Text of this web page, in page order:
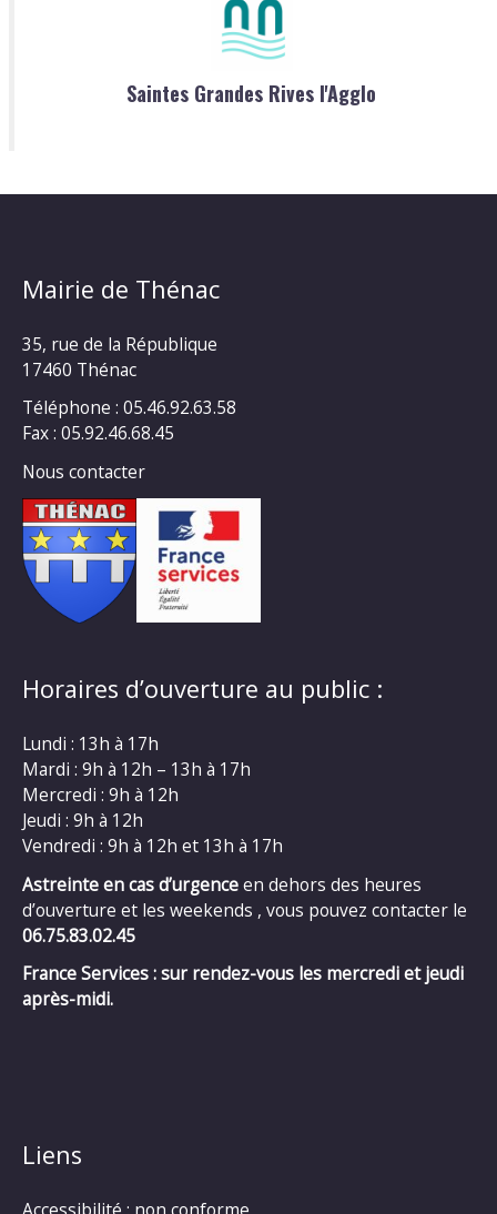
Saintes Grandes Rives l'Agglo
Mairie de Thénac
35, rue de la République
17460 Thénac
Téléphone : 05.46.92.63.58
Fax : 05.92.46.68.45
Nous contacter
Horaires d’ouverture au public :
Lundi : 13h à 17h
Mardi : 9h à 12h – 13h à 17h
Mercredi : 9h à 12h
Jeudi : 9h à 12h
Vendredi : 9h à 12h et 13h à 17h
Astreinte en cas d’urgenceen dehors des heures
d’ouverture et les weekends , vous pouvez contacter le
06.75.83.02.45
France Services : sur rendez-vous les mercredi et jeudi
après-midi.
Liens